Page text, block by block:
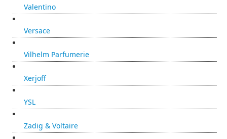
Valentino
Versace
Vilhelm Parfumerie
Xerjoff
YSL
Zadig & Voltaire